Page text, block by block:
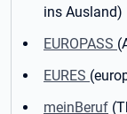
ins Ausland)
EUROPASS
EURES
meinBeruf